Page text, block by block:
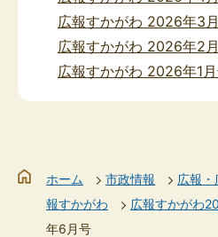
広報すかがわ 2026年3
広報すかがわ 2026年2
広報すかがわ 2026年1
ホーム 市政情報 広報・
報すかがわ
広報すかがわ
年6月号